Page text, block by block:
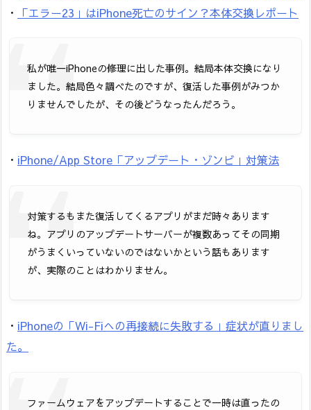
・
「エラー23」はiPhone死亡のサイン？本体交換レポート
私が唯一iPhoneの修理に出した事例。結局本体交換になり
ました。結局色々調べたのですが、復活した事例がみつか
りませんでしたが、その後どうなったんだろう。
・ iPhone/App Store「アップデート・ゾンビ」対策法
対策するもまた復活してくるアプリがまだ時々あります
ね。アプリのアップデートサーバーが複数あってその同期
がうまくいっていないのではないかという話もあります
が、実際のことはわかりません。
・ iPhoneの「Wi-Fiへの再接続に失敗する」症状が直りまし
た。
ファームウェアをアップデートすることで一時は直ったの